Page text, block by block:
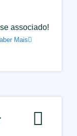
associado!
Mais